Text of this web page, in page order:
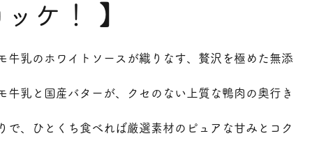
ケ！ 】
牛乳のホワイトソースが織りなす、贅沢を極めた無添
牛乳と国産バターが、クセのない上質な鴨肉の奥行き
で、ひとくち食べれば厳選素材のピュアな甘みとコク